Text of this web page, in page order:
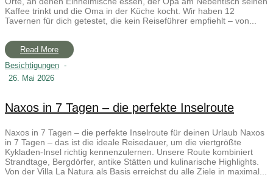
Kaffee trinkt und die Oma in der Küche kocht. Wir haben 12
Tavernen für dich getestet, die kein Reiseführer empfiehlt – von...
Read More
Besichtigungen -
26. Mai 2026
Naxos in 7 Tagen – die perfekte Inselroute
Naxos in 7 Tagen – die perfekte Inselroute für deinen Urlaub Naxos
in 7 Tagen – das ist die ideale Reisedauer, um die viertgrößte
Kykladen-Insel richtig kennenzulernen. Unsere Route kombiniert
Strandtage, Bergdörfer, antike Stätten und kulinarische Highlights.
Von der Villa La Natura als Basis erreichst du alle Ziele in maximal...